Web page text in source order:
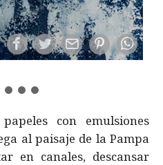
con emulsiones
al paisaje de la Pampa
en canales, descansar